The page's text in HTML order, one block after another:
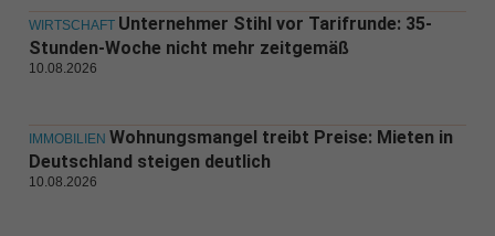
WIRTSCHAFT Unternehmer Stihl vor Tarifrunde: 35-
Stunden-Woche nicht mehr zeitgemäß
10.08.2026
IMMOBILIEN Wohnungsmangel treibt Preise: Mieten in
Deutschland steigen deutlich
10.08.2026